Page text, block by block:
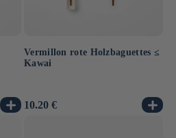
Vermillon rote Holzbaguettes ≤
Kawai
Normaler
10.20 €